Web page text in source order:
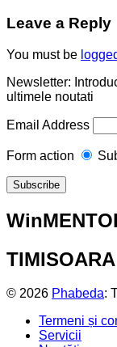
Leave a Reply
You must be
Newsletter:
ultimele noutati
Email Address
Form action
TIMISOARA
© 2026 Phabeda:
Termeni și
Servicii